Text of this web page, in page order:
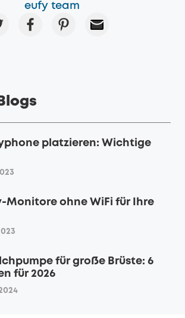
eufy team
platzieren: Wichtige
Monitore ohne WiFi für Ihre
für große Brüste: 6
für 2026